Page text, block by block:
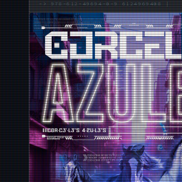
-> 978-612-49694-0-9 6124969408 |